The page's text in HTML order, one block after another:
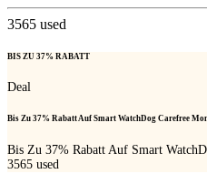
3565 used
BIS ZU 37% RABATT
Deal
Bis Zu 37% Rabatt Auf Smart WatchDog Carefree
Bis Zu 37% Rabatt Auf Smart
3565 used